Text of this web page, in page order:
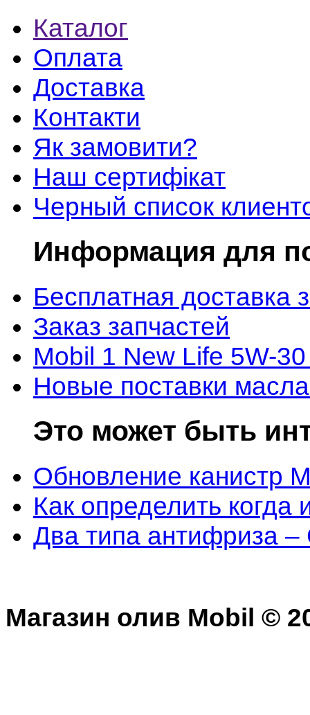
Каталог
Оплата
Доставка
Контакти
Як замовити?
Наш сертифікат
Черный список
Информация для
Бесплатная доставка
Заказ запчастей
Mobil 1 New Life 5W-
Новые поставки
Это может быть
Обновление канистр
Как определить когда
Два типа антифриза –
Магазин олив Mobil ©